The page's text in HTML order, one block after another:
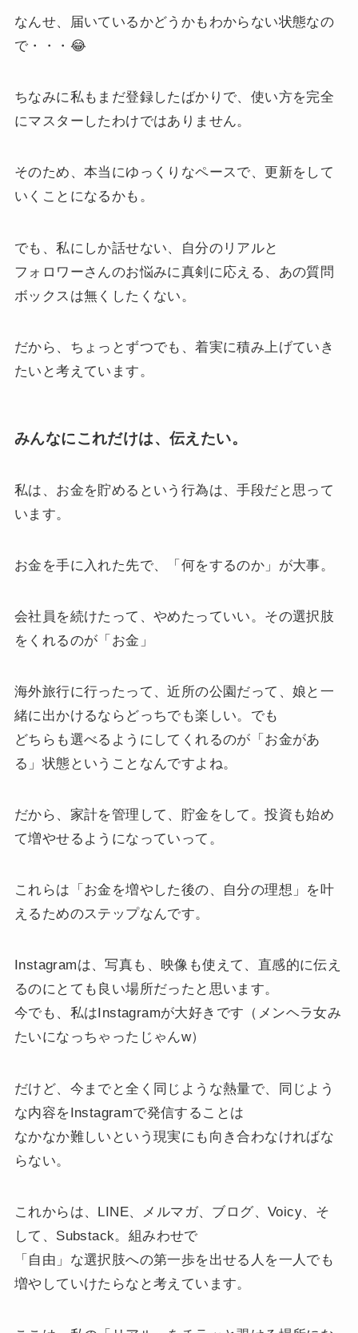
なんせ、届いているかどうかもわからない状態なの
で・・・😂
ちなみに私もまだ登録したばかりで、使い方を完全
にマスターしたわけではありません。
そのため、本当にゆっくりなペースで、更新をして
いくことになるかも。
でも、私にしか話せない、自分のリアルと
フォロワーさんのお悩みに真剣に応える、あの質問
ボックスは無くしたくない。
だから、ちょっとずつでも、着実に積み上げていき
たいと考えています。
みんなにこれだけは、伝えたい。
私は、お金を貯めるという行為は、手段だと思って
います。
お金を手に入れた先で、「何をするのか」が大事。
会社員を続けたって、やめたっていい。その選択肢
をくれるのが「お金」
海外旅行に行ったって、近所の公園だって、娘と一
緒に出かけるならどっちでも楽しい。でも
どちらも選べるようにしてくれるのが「お金があ
る」状態ということなんですよね。
だから、家計を管理して、貯金をして。投資も始め
て増やせるようになっていって。
これらは「お金を増やした後の、自分の理想」を叶
えるためのステップなんです。
Instagramは、写真も、映像も使えて、直感的に伝え
るのにとても良い場所だったと思います。
今でも、私はInstagramが大好きです（メンヘラ女み
たいになっちゃったじゃんw）
だけど、今までと全く同じような熱量で、同じよう
な内容をInstagramで発信することは
なかなか難しいという現実にも向き合わなければな
らない。
これからは、LINE、メルマガ、ブログ、Voicy、そ
して、Substack。組みわせで
「自由」な選択肢への第一歩を出せる人を一人でも
増やしていけたらなと考えています。